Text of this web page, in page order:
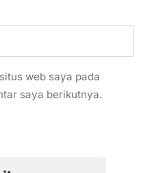
web saya pada
saya berikutnya.